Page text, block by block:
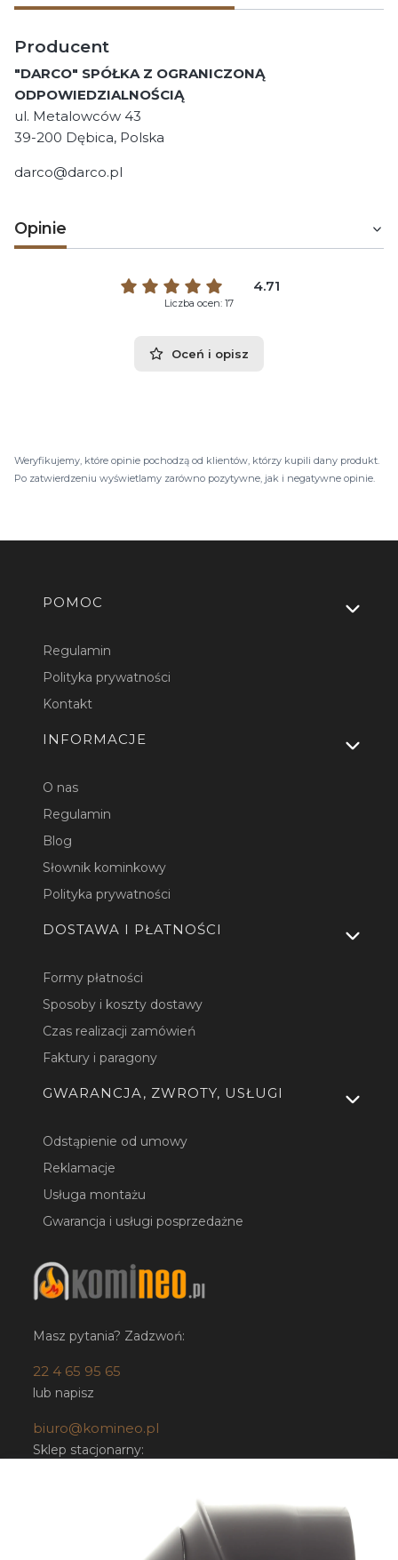
Producent
"DARCO" SPÓŁKA Z OGRANICZONĄ
ODPOWIEDZIALNOŚCIĄ
ul. Metalowców 43
39-200 Dębica, Polska
darco@darco.pl
Opinie
4.71
Liczba ocen: 17
Oceń i opisz
Weryfikujemy, które opinie pochodzą od klientów, którzy kupili dany produkt.
Po zatwierdzeniu wyświetlamy zarówno pozytywne, jak i negatywne opinie.
Linki w stopce
POMOC
Regulamin
Polityka prywatności
Kontakt
INFORMACJE
O nas
Regulamin
Blog
Słownik kominkowy
Polityka prywatności
DOSTAWA I PŁATNOŚCI
Formy płatności
Sposoby i koszty dostawy
Czas realizacji zamówień
Faktury i paragony
GWARANCJA, ZWROTY, USŁUGI
Odstąpienie od umowy
Reklamacje
Usługa montażu
Gwarancja i usługi posprzedażne
Masz pytania? Zadzwoń:
22 4 65 95 65
lub napisz
biuro@komineo.pl
Sklep stacjonarny:
ul. Bartycka 24/26 paw. 92